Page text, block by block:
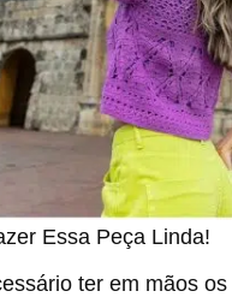
Essa Peça Linda!
ter em mãos